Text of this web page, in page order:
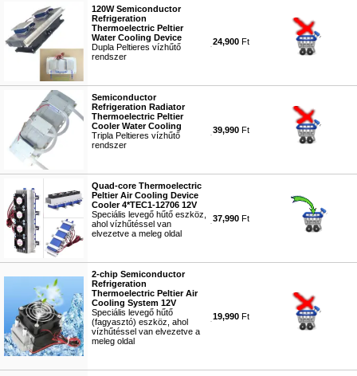
120W Semiconductor
Refrigeration
Thermoelectric Peltier
Water Cooling Device
Dupla Peltieres vízhűtő
rendszer
24,900 Ft
Semiconductor
Refrigeration Radiator
Thermoelectric Peltier
Cooler Water Cooling
Tripla Peltieres vízhűtő
rendszer
39,990 Ft
Quad-core Thermoelectric
Peltier Air Cooling Device
Cooler 4*TEC1-12706 12V
Speciális levegő hűtő eszköz,
ahol vízhűtéssel van
elvezetve a meleg oldal
37,990 Ft
2-chip Semiconductor
Refrigeration
Thermoelectric Peltier Air
Cooling System 12V
Speciális levegő hűtő
(fagyasztó) eszköz, ahol
vízhűtéssel van elvezetve a
meleg oldal
19,990 Ft